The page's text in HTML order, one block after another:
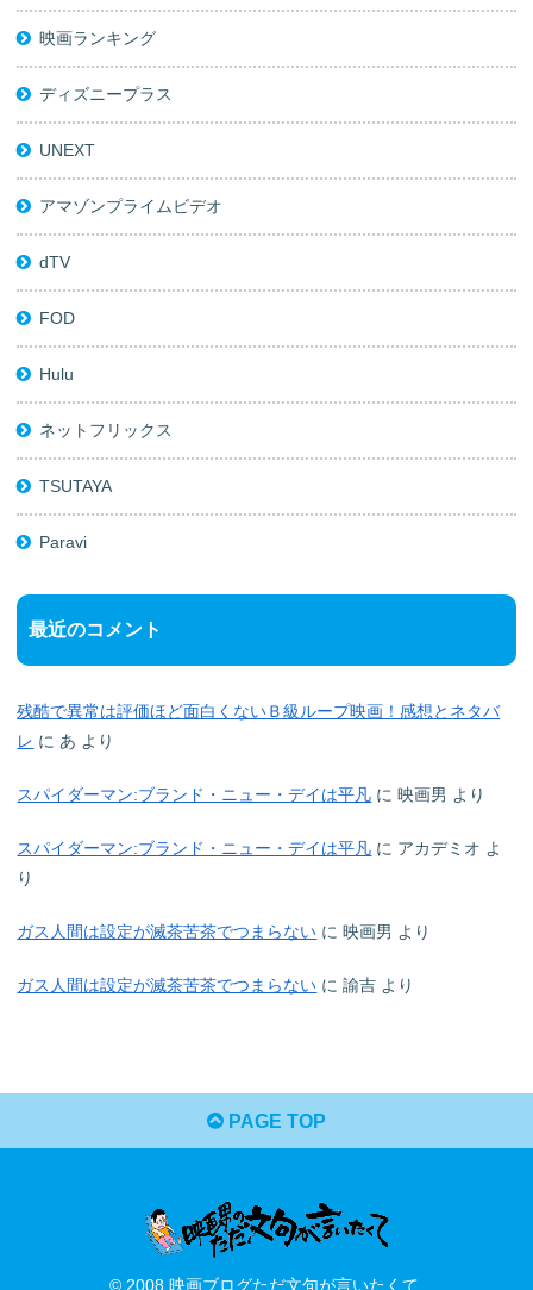
映画ランキング
ディズニープラス
UNEXT
アマゾンプライムビデオ
dTV
FOD
Hulu
ネットフリックス
TSUTAYA
Paravi
最近のコメント
残酷で異常は評価ほど面白くないＢ級ループ映画！感想とネタバ
レ に あ より
スパイダーマン:ブランド・ニュー・デイは平凡 に映画男 より
スパイダーマン:ブランド・ニュー・デイは平凡 に アカデミオ よ
り
ガス人間は設定が滅茶苦茶でつまらない に映画男 より
ガス人間は設定が滅茶苦茶でつまらない に諭吉 より
PAGE TOP
© 2008 映画ブログただ文句が言いたくて.